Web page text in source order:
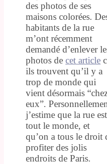
des photos de ses
maisons colorées.
habitants de la rue
m’ont récemment
demandé d’enlever
photos de cet article
ils trouvent qu’il y a
trop de monde qui
vient désormais
eux”.
j’estime que la rue
tout le monde, et
qu’on a tous le droit
profiter des jolis
endroits de Paris.